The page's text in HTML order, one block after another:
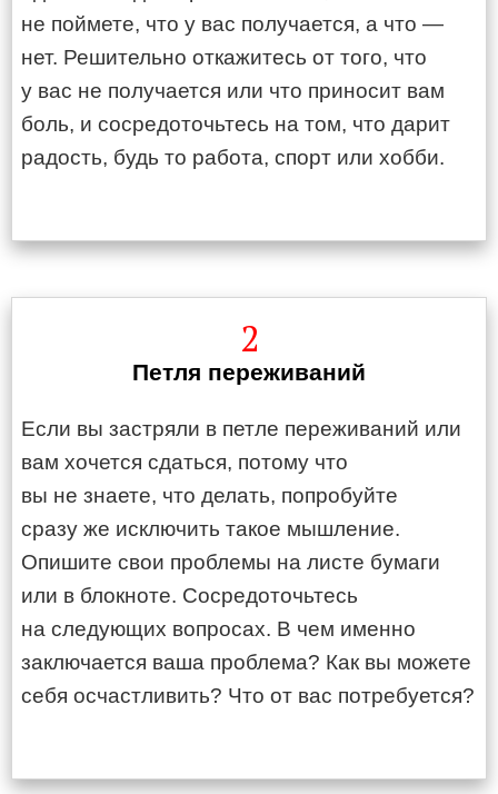
не поймете, что у вас получается, а что —
нет. Решительно откажитесь от того, что
у вас не получается или что приносит вам
боль, и сосредоточьтесь на том, что дарит
радость, будь то работа, спорт или хобби.
2
Петля переживаний
Если вы застряли в петле переживаний или
вам хочется сдаться, потому что
вы не знаете, что делать, попробуйте
сразу же исключить такое мышление.
Опишите свои проблемы на листе бумаги
или в блокноте. Сосредоточьтесь
на следующих вопросах. В чем именно
заключается ваша проблема? Как вы можете
себя осчастливить? Что от вас потребуется?